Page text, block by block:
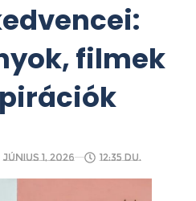
filmek
június 1, 2026 12:35 du.